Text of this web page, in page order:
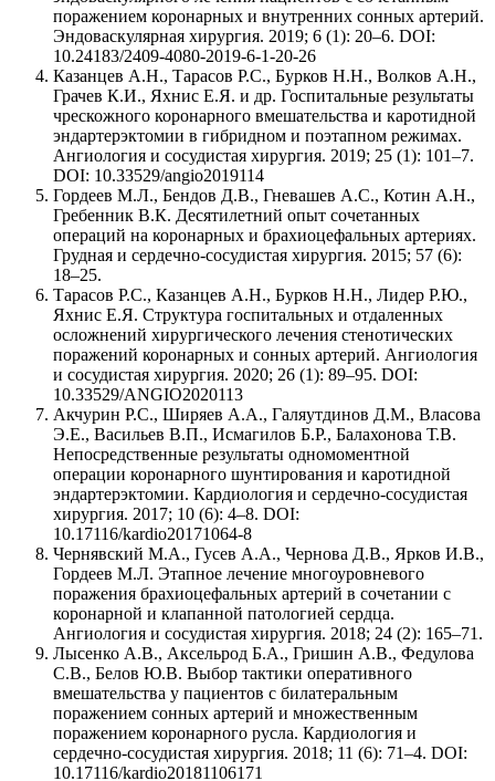
поражением коронарных и внутренних сонных артерий.
Эндоваскулярная хирургия. 2019; 6 (1): 20–6. DOI:
10.24183/2409-4080-2019-6-1-20-26
Казанцев А.Н., Тарасов Р.С., Бурков Н.Н., Волков А.Н.,
Грачев К.И., Яхнис Е.Я. и др. Госпитальные результаты
чрескожного коронарного вмешательства и каротидной
эндартерэктомии в гибридном и поэтапном режимах.
Ангиология и сосудистая хирургия. 2019; 25 (1): 101–7.
DOI: 10.33529/angio2019114
Гордеев М.Л., Бендов Д.В., Гневашев А.С., Котин А.Н.,
Гребенник В.К. Десятилетний опыт сочетанных
операций на коронарных и брахиоцефальных артериях.
Грудная и сердечно-сосудистая хирургия. 2015; 57 (6):
18–25.
Тарасов Р.С., Казанцев А.Н., Бурков Н.Н., Лидер Р.Ю.,
Яхнис Е.Я. Структура госпитальных и отдаленных
осложнений хирургического лечения стенотических
поражений коронарных и сонных артерий. Ангиология
и сосудистая хирургия. 2020; 26 (1): 89–95. DOI:
10.33529/ANGIO2020113
Акчурин Р.С., Ширяев А.А., Галяутдинов Д.М., Власова
Э.Е., Васильев В.П., Исмагилов Б.Р., Балахонова Т.В.
Непосредственные результаты одномоментной
операции коронарного шунтирования и каротидной
эндартерэктомии. Кардиология и сердечно-сосудистая
хирургия. 2017; 10 (6): 4–8. DOI:
10.17116/kardio20171064-8
Чернявский М.А., Гусев А.А., Чернова Д.В., Ярков И.В.,
Гордеев М.Л. Этапное лечение многоуровневого
поражения брахиоцефальных артерий в сочетании с
коронарной и клапанной патологией сердца.
Ангиология и сосудистая хирургия. 2018; 24 (2): 165–71.
Лысенко А.В., Аксельрод Б.А., Гришин А.В., Федулова
С.В., Белов Ю.В. Выбор тактики оперативного
вмешательства у пациентов с билатеральным
поражением сонных артерий и множественным
поражением коронарного русла. Кардиология и
сердечно-сосудистая хирургия. 2018; 11 (6): 71–4. DOI:
10.17116/kardio20181106171